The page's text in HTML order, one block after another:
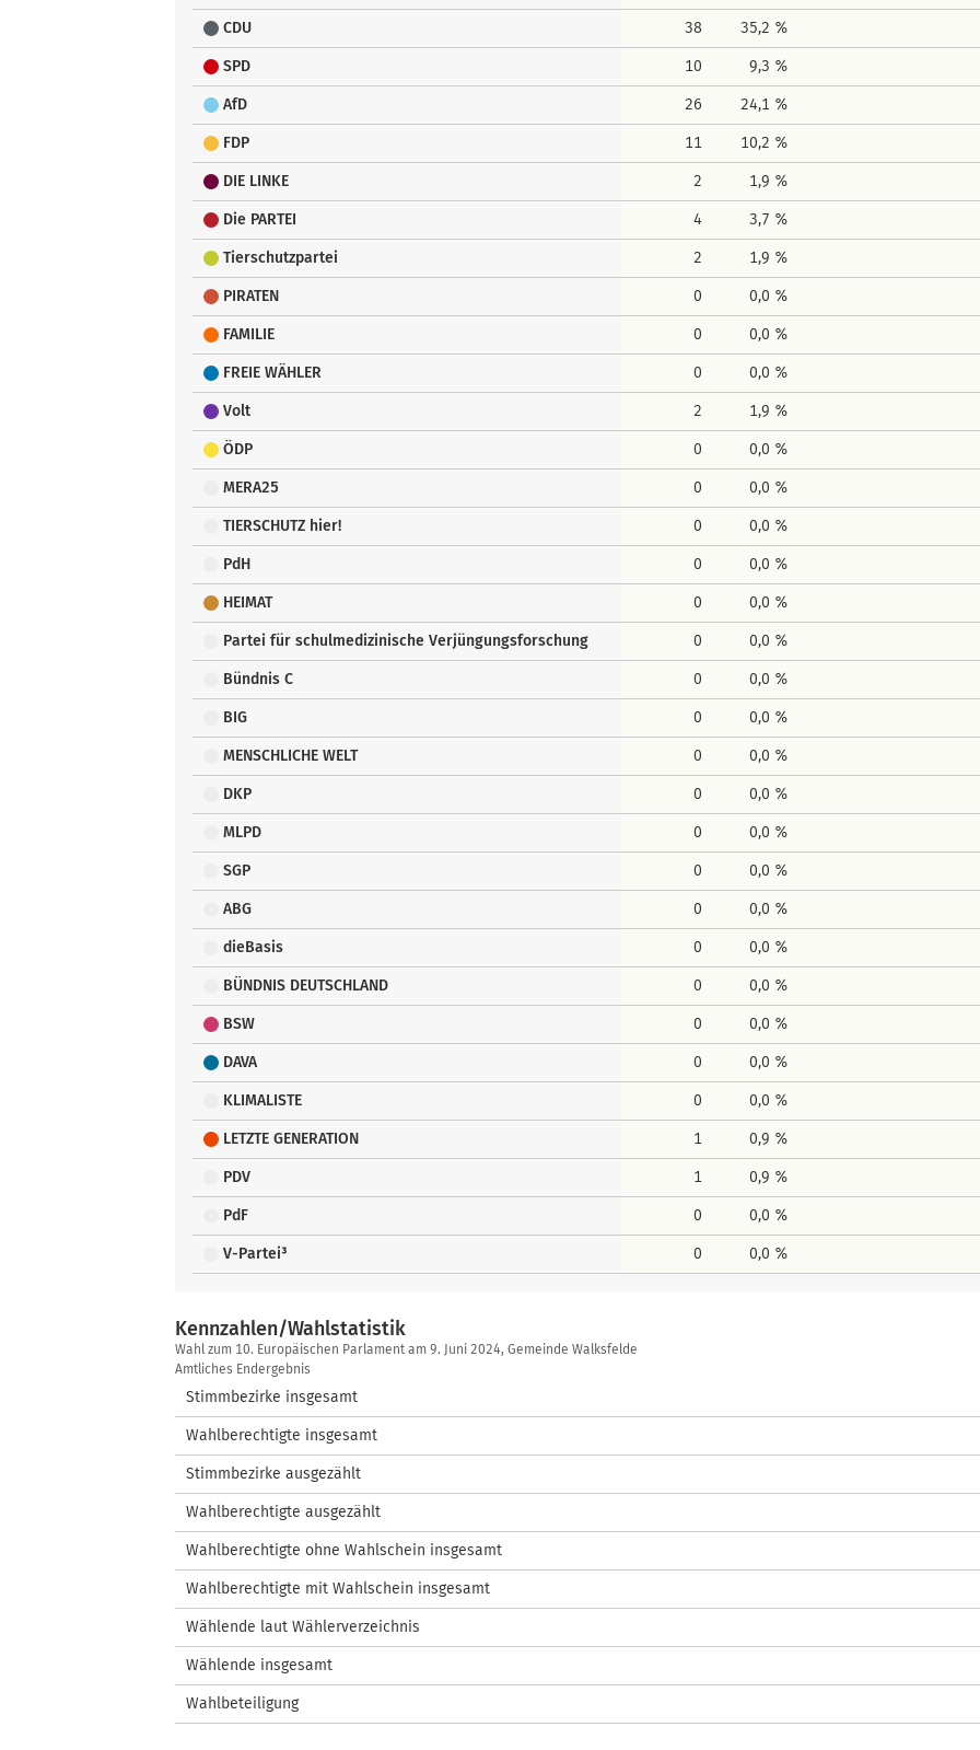
CDU 38 35,2 %
SPD 10 9,3 %
AfD 26 24,1 %
FDP 11 10,2 %
DIE LINKE 2 1,9 %
Die PARTEI 4 3,7 %
Tierschutzpartei 2 1,9 %
PIRATEN 0 0,0 %
FAMILIE 0 0,0 %
FREIE WÄHLER 0 0,0 %
Volt 2 1,9 %
ÖDP 0 0,0 %
MERA25 0 0,0 %
TIERSCHUTZ hier! 0 0,0 %
PdH 0 0,0 %
HEIMAT 0 0,0 %
Partei für schulmedizinische Verjüngungsforschung 0 0,0 %
Bündnis C 0 0,0 %
BIG 0 0,0 %
MENSCHLICHE WELT 0 0,0 %
DKP 0 0,0 %
MLPD 0 0,0 %
SGP 0 0,0 %
ABG 0 0,0 %
dieBasis 0 0,0 %
BÜNDNIS DEUTSCHLAND 0 0,0 %
BSW 0 0,0 %
DAVA 0 0,0 %
KLIMALISTE 0 0,0 %
LETZTE GENERATION 1 0,9 %
PDV 1 0,9 %
PdF 0 0,0 %
V-Partei³ 0 0,0 %
Kennzahlen/Wahlstatistik
Kennzahlen/Wahlstatistik
Wahl zum 10. Europäischen Parlament am 9. Juni 2024, Gemeinde Walksfelde
Amtliches Endergebnis
Stimmbezirke insgesamt
Wahlberechtigte insgesamt
Stimmbezirke ausgezählt
Wahlberechtigte ausgezählt
Wahlberechtigte ohne Wahlschein insgesamt
Wahlberechtigte mit Wahlschein insgesamt
Wählende laut Wählerverzeichnis
Wählende insgesamt
Wahlbeteiligung